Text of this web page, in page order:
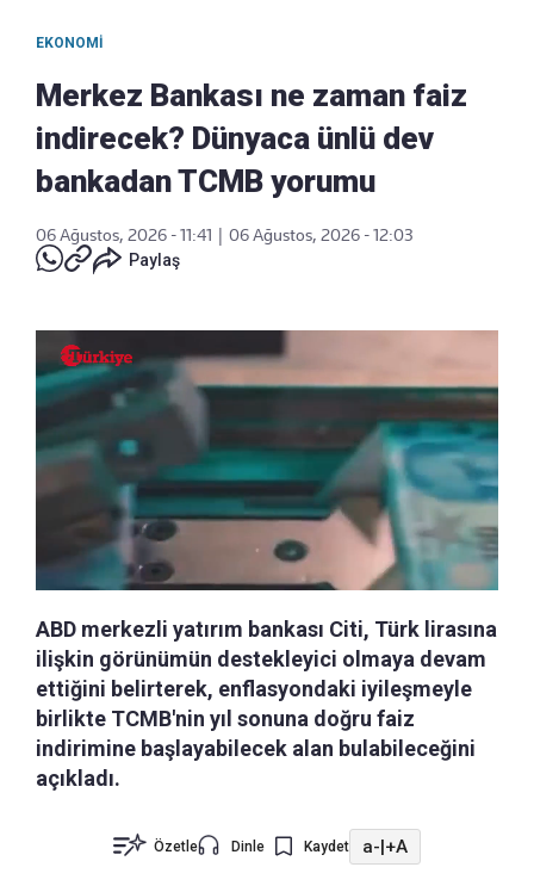
EKONOMI
Merkez Bankası ne zaman faiz
indirecek? Dünyaca ünlü dev
bankadan TCMB yorumu
06 Ağustos, 2026 - 11:41
06 Ağustos, 2026 - 12:03
Paylaş
ABD merkezli yatırım bankası Citi, Türk lirasına
ilişkin görünümün destekleyici olmaya devam
ettiğini belirterek, enflasyondaki iyileşmeyle
birlikte TCMB'nin yıl sonuna doğru faiz
indirimine başlayabilecek alan bulabileceğini
açıkladı.
Özetle Dinle Kaydet a-|+A